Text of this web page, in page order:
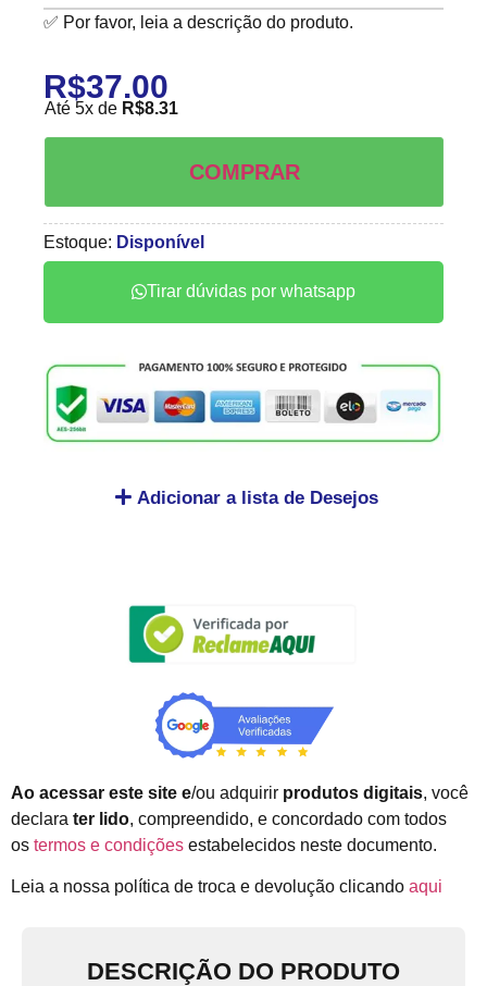
✅ Por favor, leia a descrição do produto.
R$37.00
Até 5x de R$8.31
COMPRAR
Estoque: Disponível
Tirar dúvidas por whatsapp
Adicionar a lista de Desejos
Ao acessar este site e/ou adquirir produtos digitais, você
declara ter lido, compreendido, e concordado com todos
os termos e condições estabelecidos neste documento.
Leia a nossa política de troca e devolução clicando aqui
DESCRIÇÃO DO PRODUTO